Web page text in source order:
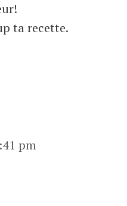
ta recette.
pm